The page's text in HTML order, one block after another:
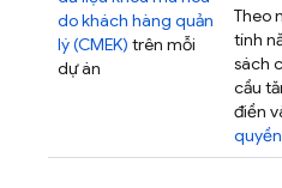
do khách hàng quản
lý (CMEK) trên mỗi
dự án
Theo
tính
sách
cầu
điền